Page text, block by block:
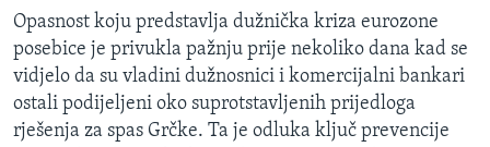
Opasnost koju predstavlja dužnička kriza eurozone
posebice je privukla pažnju prije nekoliko dana kad se
vidjelo da su vladini dužnosnici i komercijalni bankari
ostali podijeljeni oko suprotstavljenih prijedloga
rješenja za spas Grčke. Ta je odluka ključ prevencije